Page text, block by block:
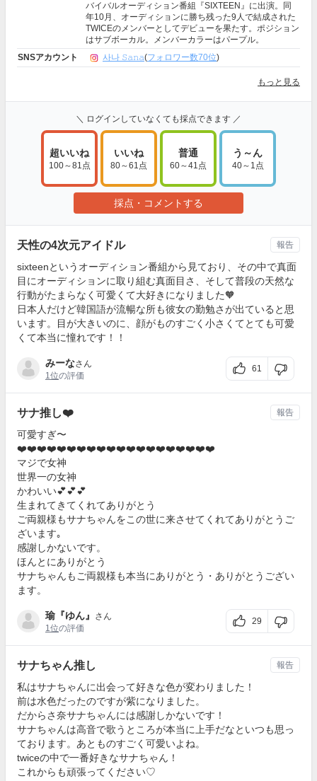
バイバルオーディション番組『SIXTEEN』に出演。同
年10月、オーディションに勝ち残った9人で結成された
TWICEのメンバーとしてデビューを果たす。ポジション
はサブボーカル。メンバーカラーはパープル。
SNSアカウント
사나 𝚂𝚊𝚗𝚊(フォロワー数70位)
もっと見る
＼ ログインしていなくても採点できます ／
超いいね
100～81点
いいね
80～61点
普通
60～41点
う～ん
40～1点
採点・コメントする
天性の4次元アイドル
sixteenというオーディション番組から見ており、その中で真面
目にオーディションに取り組む真面目さ、そして普段の天然な
行動がたまらなく可愛くて大好きになりました🧡
日本人だけど韓国語が流暢な所も彼女の勤勉さが出ていると思
います。目が大きいのに、顔がものすごく小さくてとても可愛
くて本当に憧れです！！
みーなさん
1位の評価
61
報告
サナ推し❤️
可愛すぎ〜
❤️❤️❤️❤️❤️❤️❤️❤️❤️❤️❤️❤️❤️❤️❤️❤️❤️❤️❤️❤️
マジで女神
世界一の女神
かわいい💕💕💕
生まれてきてくれてありがとう
ご両親様もサナちゃんをこの世に来させてくれてありがとうご
ざいます｡
感謝しかないです。
ほんとにありがとう
サナちゃんもご両親様も本当にありがとう・ありがとうござい
ます。
瑜『ゆん』
さん
1位の評価
29
報告
サナちゃん推し
私はサナちゃんに出会って好きな色が変わりました！
前は水色だったのですが紫になりました。
だからさ奈サナちゃんには感謝しかないです！
サナちゃんは高音で歌うところが本当に上手だなといつも思っ
ております。あとものすごく可愛いよね。
twiceの中で一番好きなサナちゃん！
これからも頑張ってください♡
報告